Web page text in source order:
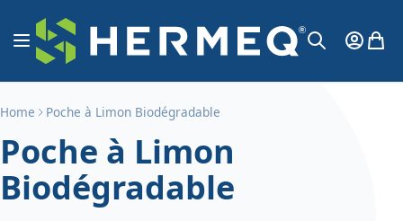
Aller au contenu
Affichage navigation
MonMon
Home Poche à Limon Biodégradable
Poche à Limon
Biodégradable